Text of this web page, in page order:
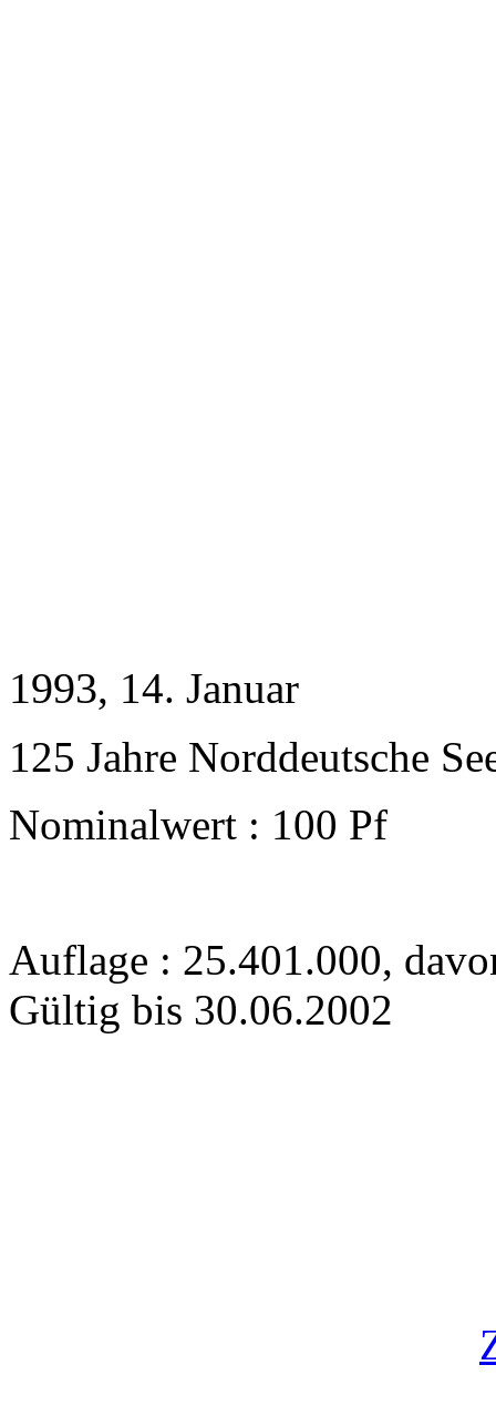
1993, 14. Januar
125 Jahre Norddeutsche
Nominalwert : 100 Pf
Auflage : 25.401.000,
Gültig bis 30.06.2002